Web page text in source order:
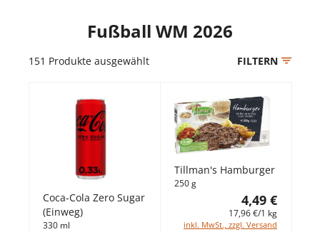
Fußball WM 2026
151 Produkte ausgewählt FILTERN
Coca-Cola Zero Sugar
(Einweg)
330 ml
Tillman's Hamburger
250 g
4,49 €
17,96 €/1 kg
inkl. MwSt., zzgl. Versand